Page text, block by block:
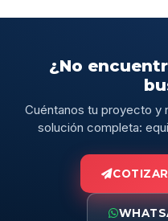
¿No
Cuéntanos tu proyecto y
solución completa: